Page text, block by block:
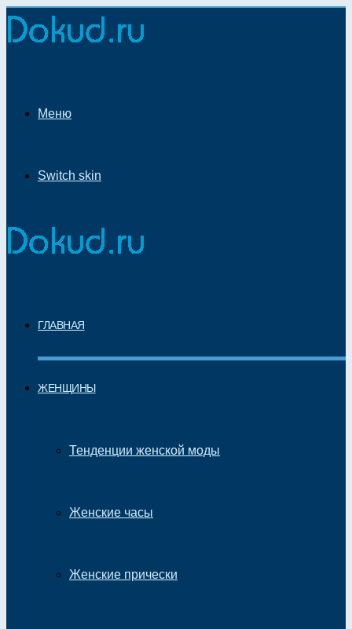
Меню
Switch skin
ГЛАВНАЯ
ЖЕНЩИНЫ
Тенденции женской моды
Женские часы
Женские прически